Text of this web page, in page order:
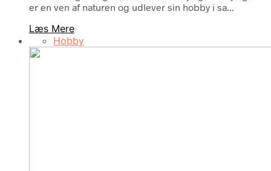
er en ven af naturen og udlever sin hobby i sa...
Læs Mere
Hobby